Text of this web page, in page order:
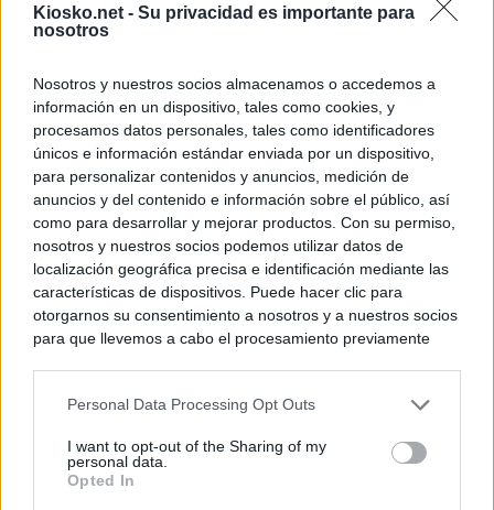
Kiosko.net - Su privacidad es importante para
nosotros
Nosotros y nuestros socios almacenamos o accedemos a
información en un dispositivo, tales como cookies, y
procesamos datos personales, tales como identificadores
únicos e información estándar enviada por un dispositivo,
para personalizar contenidos y anuncios, medición de
anuncios y del contenido e información sobre el público, así
como para desarrollar y mejorar productos. Con su permiso,
nosotros y nuestros socios podemos utilizar datos de
localización geográfica precisa e identificación mediante las
características de dispositivos. Puede hacer clic para
otorgarnos su consentimiento a nosotros y a nuestros socios
para que llevemos a cabo el procesamiento previamente
negar su consentimiento. Tenga en cuenta que algún
de su consentimiento, pero usted tiene el derecho de
rechazar tal procesamiento. Sus preferencias se aplicarán
Personal Data Processing Opt Outs
I want to opt-out of the Sharing of my
personal data.
Opted In